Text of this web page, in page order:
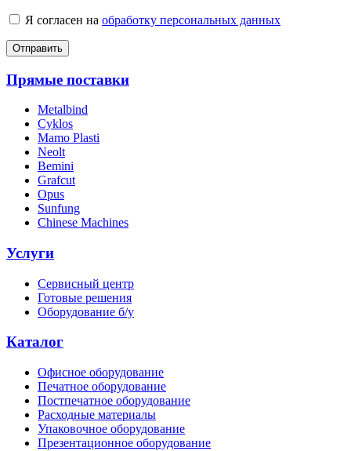
Я согласен на обработку персональных данных
Отправить
Прямые поставки
Metalbind
Cyklos
Mamo Plasti
Neolt
Bemini
Grafcut
Opus
Sunfung
Chinese Machines
Услуги
Сервисный центр
Готовые решения
Оборудование б/у
Каталог
Офисное оборудование
Печатное оборудование
Постпечатное оборудование
Расходные материалы
Упаковочное оборудование
Презентационное оборудование